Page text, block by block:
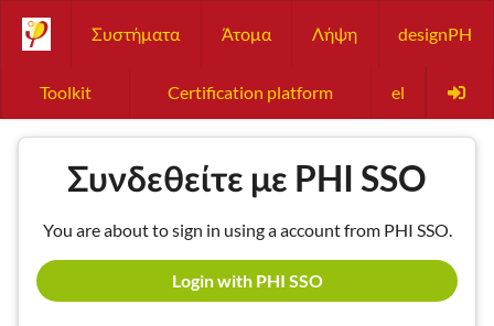
Συστήματα Άτομα Λήψη designPH
Toolkit Certification platform el
Συνδεθείτε με PHI SSO
You are about to sign in using a account from PHI SSO.
Login with PHI SSO